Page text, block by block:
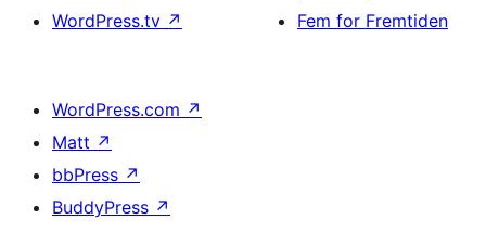
WordPress.tv ↗
Fem for Fremtiden
WordPress.com ↗
Matt ↗
bbPress ↗
BuddyPress ↗